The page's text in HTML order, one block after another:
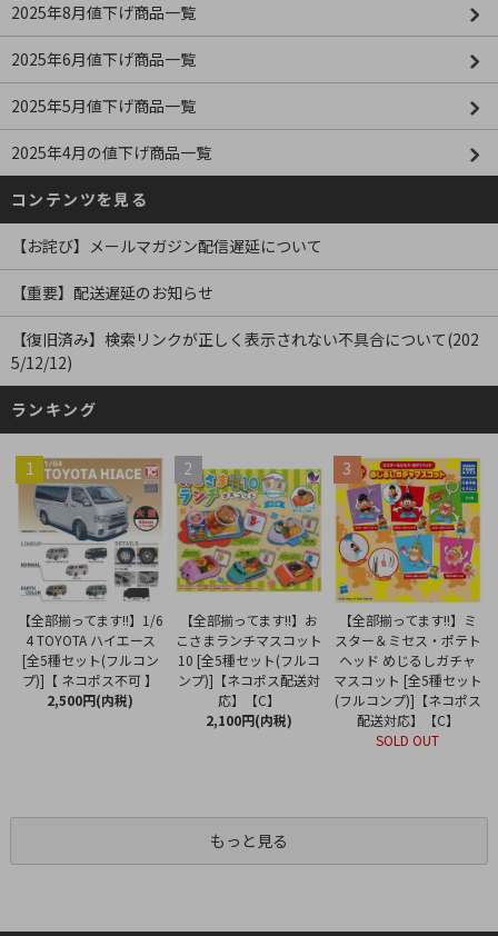
2025年8月値下げ商品一覧
2025年6月値下げ商品一覧
2025年5月値下げ商品一覧
2025年4月の値下げ商品一覧
コンテンツを見る
【お詫び】メールマガジン配信遅延について
【重要】配送遅延のお知らせ
【復旧済み】検索リンクが正しく表示されない不具合について(202
5/12/12)
ランキング
1
【全部揃ってます!!】1/6
4 TOYOTA ハイエース
[全5種セット(フルコン
プ)]【 ネコポス不可 】
2,500円(内税)
2
【全部揃ってます!!】お
こさまランチマスコット
10 [全5種セット(フルコ
ンプ)]【ネコポス配送対
応】【C】
2,100円(内税)
3
【全部揃ってます!!】ミ
スター＆ミセス・ポテト
ヘッド めじるしガチャ
マスコット [全5種セット
(フルコンプ)]【ネコポス
配送対応】【C】
SOLD OUT
もっと見る